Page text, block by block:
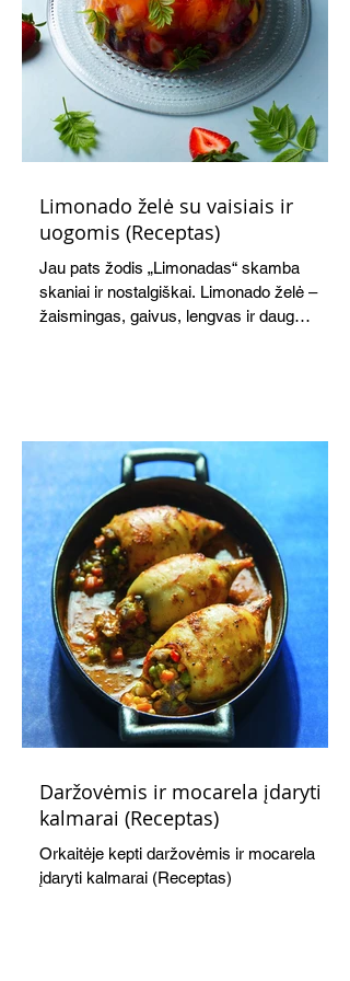
Limonado želė su vaisiais ir
uogomis (Receptas)
Jau pats žodis „Limonadas“ skamba
skaniai ir nostalgiškai. Limonado želė –
žaismingas, gaivus, lengvas ir daug
Daržovėmis ir mocarela įdaryti
kalmarai (Receptas)
Orkaitėje kepti daržovėmis ir mocarela
įdaryti kalmarai (Receptas)